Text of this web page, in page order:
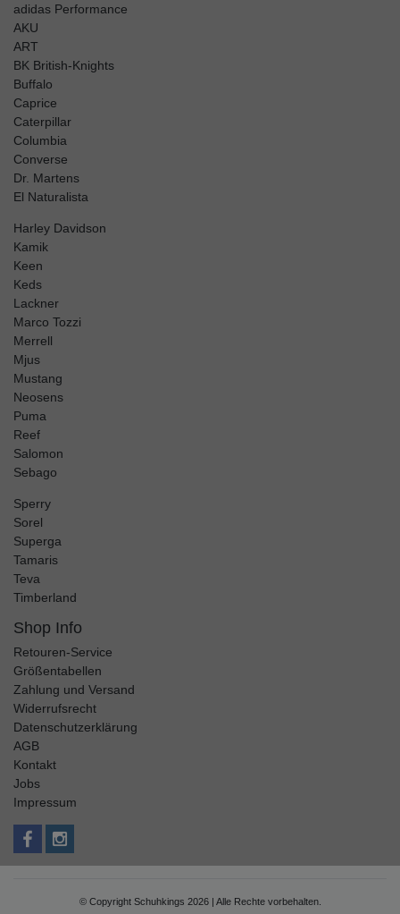
adidas Performance
AKU
ART
BK British-Knights
Buffalo
Caprice
Caterpillar
Columbia
Converse
Dr. Martens
El Naturalista
Harley Davidson
Kamik
Keen
Keds
Lackner
Marco Tozzi
Merrell
Mjus
Mustang
Neosens
Puma
Reef
Salomon
Sebago
Sperry
Sorel
Superga
Tamaris
Teva
Timberland
Shop Info
Retouren-Service
Größentabellen
Zahlung und Versand
Widerrufsrecht
Datenschutzerklärung
AGB
Kontakt
Jobs
Impressum
© Copyright Schuhkings 2026 | Alle Rechte vorbehalten.